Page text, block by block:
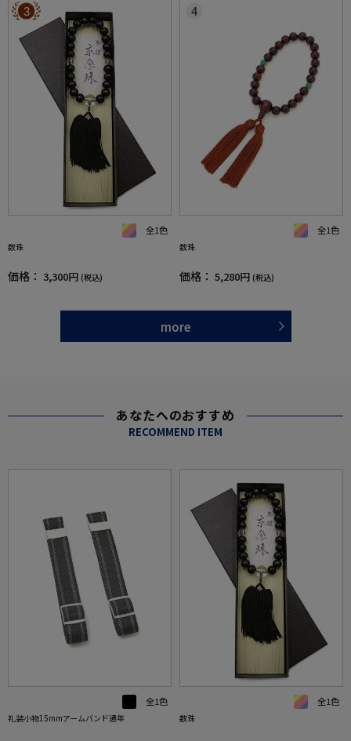
3
全1色
数珠
価格： 3,300円 (税込)
4
全1色
数珠
価格： 5,280円 (税込)
more
あなたへのおすすめ
RECOMMEND ITEM
全1色
礼装小物15mmアームバンド通年
全1色
数珠